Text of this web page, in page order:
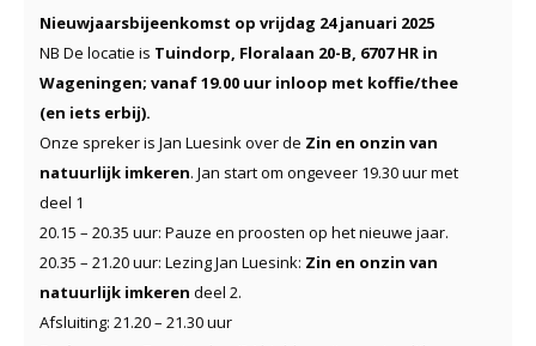
Nieuwjaarsbijeenkomst op vrijdag 24 januari 2025
NB De locatie is Tuindorp, Floralaan 20-B, 6707 HR in
Wageningen; vanaf 19.00 uur inloop met koffie/thee
(en iets erbij).
Onze spreker is Jan Luesink over de Zin en onzin van
natuurlijk imkeren. Jan start om ongeveer 19.30 uur met
deel 1
20.15 – 20.35 uur: Pauze en proosten op het nieuwe jaar.
20.35 – 21.20 uur: Lezing Jan Luesink: Zin en onzin van
natuurlijk imkeren deel 2.
Afsluiting: 21.20 – 21.30 uur